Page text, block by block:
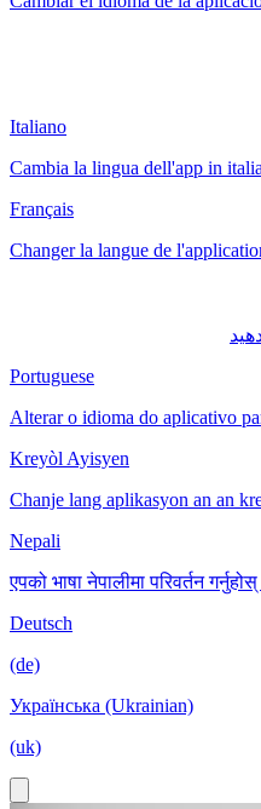
Italiano
Cambia la lingua dell'app in
Français
Changer la langue de
Portuguese
Alterar o idioma do aplicativo
Kreyòl Ayisyen
Chanje lang aplikasyon an an
Nepali
एपको भाषा नेपालीमा परिवर्तन
Deutsch
(de)
Українська (Ukrainian)
(uk)